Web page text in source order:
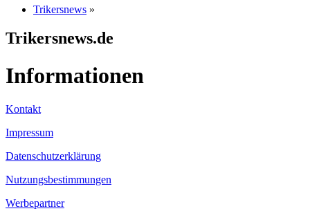
Trikersnews »
Trikersnews.de
Informationen
Kontakt
Impressum
Datenschutzerklärung
Nutzungsbestimmungen
Werbepartner